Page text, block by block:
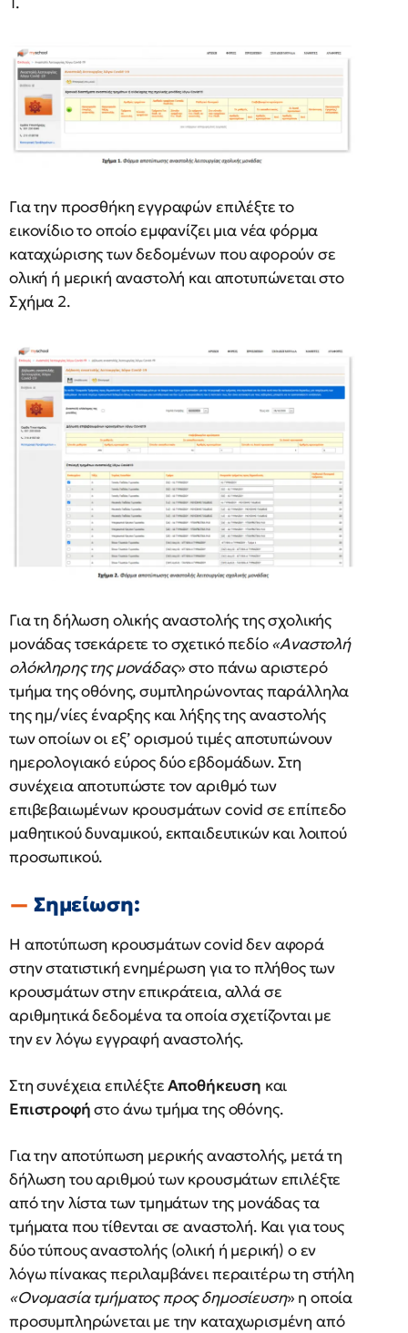
Για την προσθήκη εγγραφών επιλέξτε το
εικονίδιο το οποίο εμφανίζει μια νέα φόρμα
καταχώρισης των δεδομένων που αφορούν σε
ολική ή μερική αναστολή και αποτυπώνεται στο
Σχήμα 2.
Για τη δήλωση ολικής αναστολής της σχολικής
μονάδας τσεκάρετε το σχετικό πεδίο«Αναστολή
ολόκληρης της μονάδας» στο πάνω αριστερό
τμήμα της οθόνης, συμπληρώνοντας παράλληλα
της ημ/νίες έναρξης και λήξης της αναστολής
των οποίων οι εξ’ ορισμού τιμές αποτυπώνουν
ημερολογιακό εύρος δύο εβδομάδων. Στη
συνέχεια αποτυπώστε τον αριθμό των
επιβεβαιωμένων κρουσμάτων covid σε επίπεδο
μαθητικού δυναμικού, εκπαιδευτικών και λοιπού
προσωπικού.
Σημείωση:
Η αποτύπωση κρουσμάτων covid δεν αφορά
στην στατιστική ενημέρωση για το πλήθος των
κρουσμάτων στην επικράτεια, αλλά σε
αριθμητικά δεδομένα τα οποία σχετίζονται με
την εν λόγω εγγραφή αναστολής.
Στη συνέχεια επιλέξτεΑποθήκευση και
Επιστροφήστο άνω τμήμα της οθόνης.
Για την αποτύπωση μερικής αναστολής, μετά τη
δήλωση του αριθμού των κρουσμάτων επιλέξτε
από την λίστα των τμημάτων της μονάδας τα
τμήματα που τίθενται σε αναστολή. Και για τους
δύο τύπους αναστολής (ολική ή μερική) ο εν
λόγω πίνακας περιλαμβάνει περαιτέρω τη στήλη
«Ονομασία τμήματος προς δημοσίευση» η οποία
προσυμπληρώνεται με την καταχωρισμένη από